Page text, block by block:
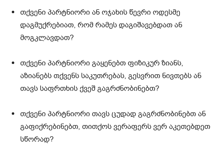
თქვენი პარტნიორი ან ოჯახის წევრი ოდესმე
დაგმუქრებიათ, რომ რამეს დაგიშავებდათ ან
მოგკლავდათ?
თქვენი პარტნიორი გაყენებთ ფიზიკურ ზიანს,
აზიანებს თქვენს საკუთრებას, გესვრით ნივთებს ან
თავს საფრთხის ქვეშ გაგრძნობინებთ?
თქვენი პარტნიორი თავს ცუდად გაგრძნობინებთ ან
გაფიქრებინებთ, თითქოს ვერაფერს ვერ აკეთებდეთ
სწორად?